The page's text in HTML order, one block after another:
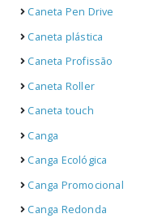
Caneta Pen Drive
Caneta plástica
Caneta Profissão
Caneta Roller
Caneta touch
Canga
Canga Ecológica
Canga Promocional
Canga Redonda